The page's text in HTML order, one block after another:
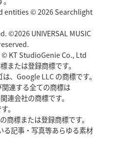
entities © 2026 Searchlight
©2026 UNIVERSAL MUSIC
KT StudioGenie Co., Ltd
または登録商標です。
、Google LLC の商標です。
連する全ての商標は
会社の商標です。
。
商標または登録商標です。
る記事・写真等あらゆる素材